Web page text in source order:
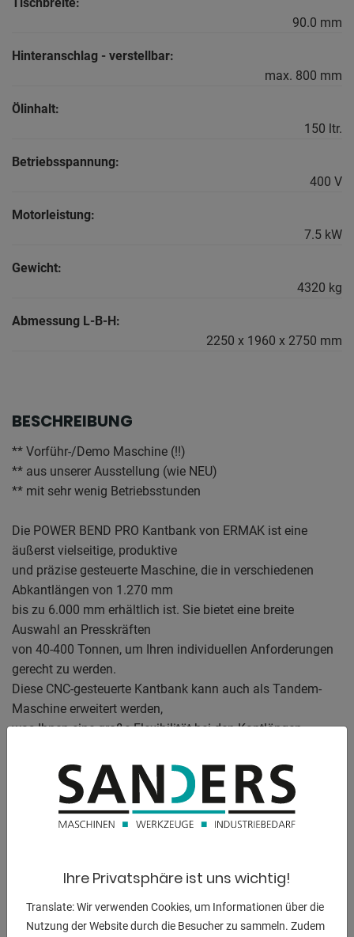
90.0 mm
Hinteranschlag - verstellbar:
max. 800 mm
Ölinhalt:
150 ltr.
Betriebsspannung:
400 V
Motorleistung:
7.5 kW
Gewicht:
4320 kg
Abmessung L-B-H:
2250 x 1960 x 2750 mm
BESCHREIBUNG
** Vorführ-/Demo Maschine (!!)
** aus unserer Ausstellung (wie NEU)
** mit sehr wenig Betriebsstunden
Die POWER BEND PRO Kantbank von ERMAK ist eine
äußerst vielseitige, produktive
und präzise gesteuerte Maschine, die in verschiedenen
Abkantlängen von 1.270 mm
bis zu 6.000 mm erhältlich ist. Sie bietet eine breite
Auswahl an Presskräften
von 40-400 Tonnen, um Ihren individuellen Anforderungen
gerecht zu werden.
Diese CNC-gesteuerte Kantbank kann auch als Tandem-
Maschine erweitert werden,
was Ihnen eine große Flexibilität bei den Kantlängen
über zahlreiche Funktionen, die eine einfache und sichere
Bedienung
gewährleisten. Das robuste Maschinenkonzept in
Verbindung mit der präzisen CNC-
bietet die Maschine eine Vielzahl von Erweiterungs- und
Ausstattungsmöglichkeiten, um sie individuell an Ihre
Bedürfnisse anzupassen.
Ihre Privatsphäre ist uns wichtig!
Translate: Wir verwenden Cookies, um Informationen über die
Nutzung der Website durch die Besucher zu sammeln. Zudem